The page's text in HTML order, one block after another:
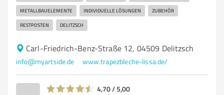
METALLBAUELEMENTE INDIVIDUELLE LÖSUNGEN ZUBEHÖR
RESTPOSTEN DELITZSCH
Carl-Friedrich-Benz-Straße 12, 04509 Delitzsch
info@myartside.de www.trapezbleche-lissa.de/
4,70 / 5,00